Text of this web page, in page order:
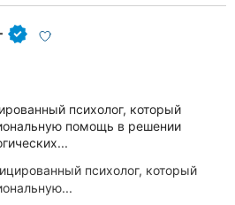
психолог, который
помощь в решении
психолог, который